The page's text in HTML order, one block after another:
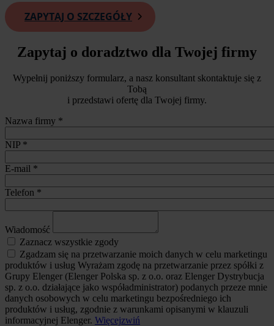
ZAPYTAJ O SZCZEGÓŁY
Formularz
Zapytaj o doradztwo dla Twojej firmy
Wypełnij poniższy formularz, a nasz konsultant skontaktuje się z
Tobą
i przedstawi ofertę dla Twojej firmy.
Nazwa firmy *
NIP *
E-mail *
Telefon *
Wiadomość
Zaznacz wszystkie zgody
Zgadzam się na przetwarzanie moich danych w celu marketingu
produktów i usług Wyrażam zgodę na przetwarzanie przez spółki z
Grupy Elenger (Elenger Polska sp. z o.o. oraz Elenger Dystrybucja
sp. z o.o. działające jako współadministrator) podanych przeze mnie
danych osobowych w celu marketingu bezpośredniego ich
produktów i usług, zgodnie z warunkami opisanymi w klauzuli
informacyjnej Elenger. Więcejzwiń